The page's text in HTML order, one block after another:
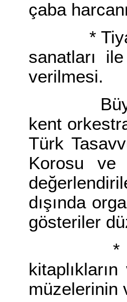
çaba
* Tiyatro,
sanatları
verilmesi.
Büyük
kent
Türk
Korosu ve
dışında
gösteriler
* Kent
müzelerinin